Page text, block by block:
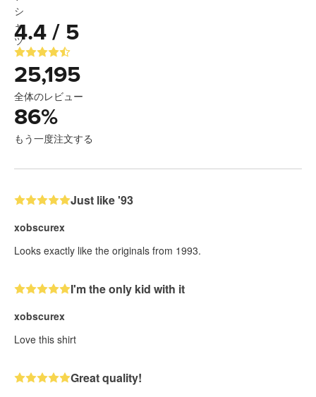
4.4 / 5
25,195
全体のレビュー
86%
もう一度注文する
Just like '93
xobscurex
Looks exactly like the originals from 1993.
I'm the only kid with it
xobscurex
Love this shirt
Great quality!